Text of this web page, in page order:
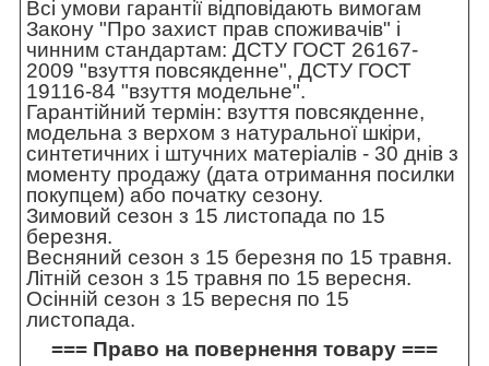
Всі умови гарантії відповідають вимогам
Закону "Про захист прав споживачів" і
чинним стандартам: ДСТУ ГОСТ 26167-
2009 "взуття повсякденне", ДСТУ ГОСТ
19116-84 "взуття модельне".
Гарантійний термін: взуття повсякденне,
модельна з верхом з натуральної шкіри,
синтетичних і штучних матеріалів - 30 днів з
моменту продажу (дата отримання посилки
покупцем) або початку сезону.
Зимовий сезон з 15 листопада по 15
березня.
Весняний сезон з 15 березня по 15 травня.
Літній сезон з 15 травня по 15 вересня.
Осінній сезон з 15 вересня по 15
листопада.
=== Право на повернення товару ===